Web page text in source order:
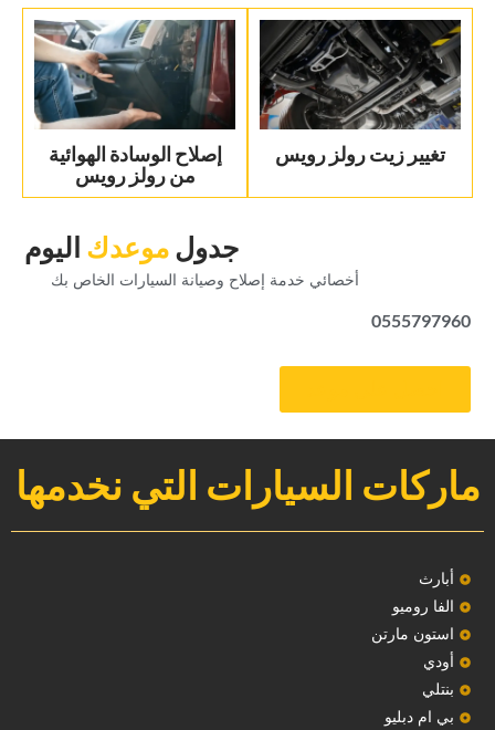
‏تغيير زيت رولز رويس‏
‏إصلاح الوسادة الهوائية
من رولز رويس‏
‏جدول‏‏موعدك‏ ‏اليوم‏
‏أخصائي خدمة إصلاح وصيانة السيارات الخاص بك‏
0555797960
ماركات السيارات التي نخدمها
‏أبارث‏
الفا روميو
استون مارتن
أودي
بنتلي
بي ام دبليو